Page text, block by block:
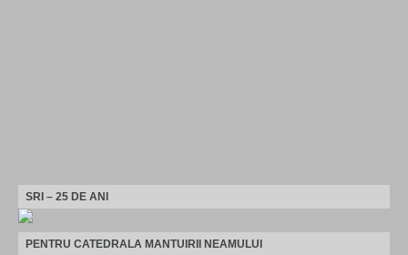
SRI – 25 DE ANI
PENTRU CATEDRALA MANTUIRII NEAMULUI